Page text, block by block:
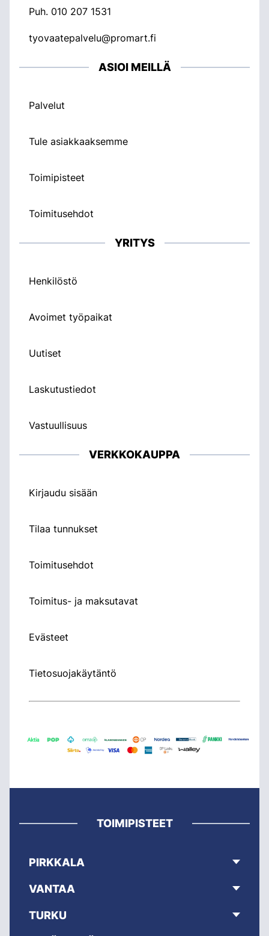
Puh. 010 207 1531
tyovaatepalvelu@promart.fi
ASIOI MEILLÄ
Palvelut
Tule asiakkaaksemme
Toimipisteet
Toimitusehdot
YRITYS
Henkilöstö
Avoimet työpaikat
Uutiset
Laskutustiedot
Vastuullisuus
VERKKOKAUPPA
Kirjaudu sisään
Tilaa tunnukset
Toimitusehdot
Toimitus- ja maksutavat
Evästeet
Tietosuojakäytäntö
TOIMIPISTEET
PIRKKALA
VANTAA
TURKU